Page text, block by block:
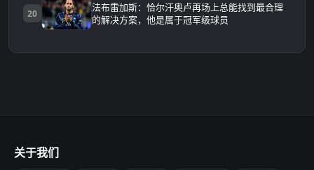
20
法布雷加斯：恰尔汗奥卢再场上总能找到最合理
的解决方案，他是属于冠军级球员
关于我们